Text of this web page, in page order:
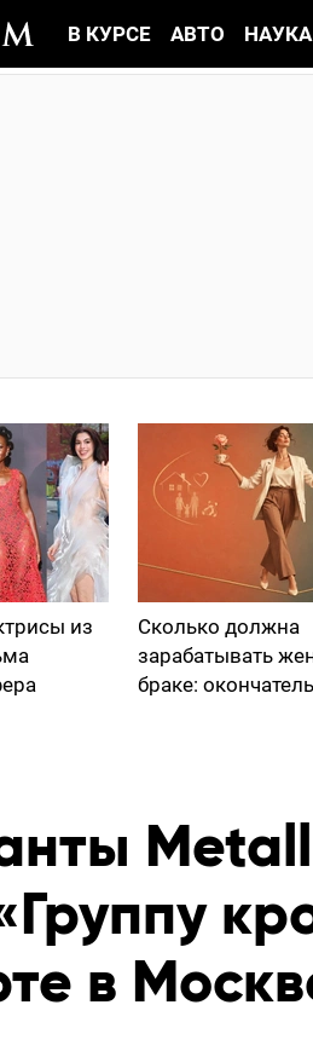
В КУРСЕ АВТО
из
Сколько должна
зарабатывать
браке:
в